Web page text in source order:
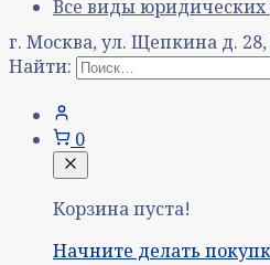
Все виды юридических
г. Москва, ул. Щепкина д.
Найти:
0
Корзина пуста!
Начните делать